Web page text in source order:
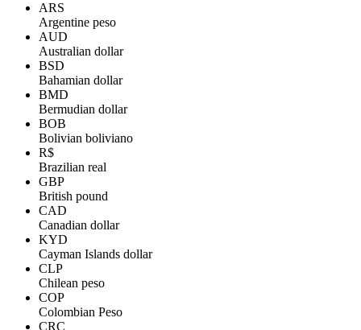
ARS
Argentine peso
AUD
Australian dollar
BSD
Bahamian dollar
BMD
Bermudian dollar
BOB
Bolivian boliviano
R$
Brazilian real
GBP
British pound
CAD
Canadian dollar
KYD
Cayman Islands dollar
CLP
Chilean peso
COP
Colombian Peso
CRC